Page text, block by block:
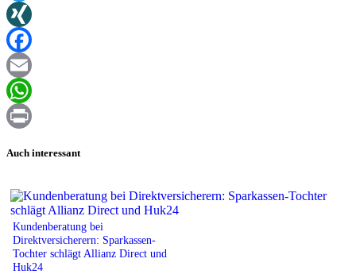
Twitter
XING
Facebook
Email
WhatsApp
Auch interessant
Kundenberatung bei
Direktversicherern: Sparkassen-
Tochter schlägt Allianz Direct und
Huk24